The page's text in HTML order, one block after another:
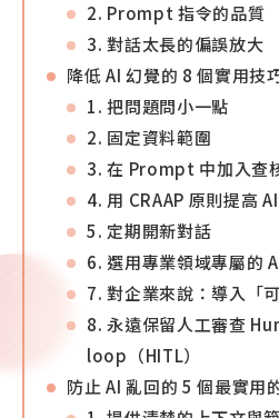
2. Prompt 指令的品質
3. 對話太長的偏誤放大
降低 AI 幻覺的 8 個實用技
1. 把問題問小一點
2. 固定資料範圍
3. 在 Prompt 中加入查
4. 用 CRAAP 原則提高
5. 定期開新對話
6. 選用專業領域專屬的
7. 對企業來說：導入「
8. 永遠保留人工審查
loop（HITL）
防止 AI 亂回的 5 個最實